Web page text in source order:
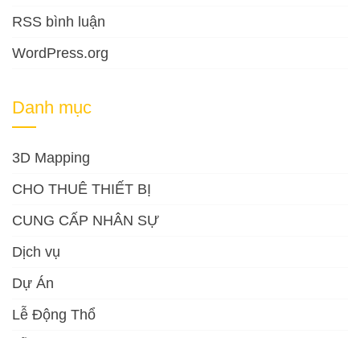
RSS bình luận
WordPress.org
Danh mục
3D Mapping
CHO THUÊ THIẾT BỊ
CUNG CẤP NHÂN SỰ
Dịch vụ
Dự Án
Lễ Động Thổ